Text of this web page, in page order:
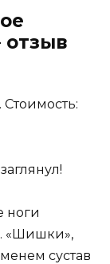
ноги
«Шишки»,
сустав